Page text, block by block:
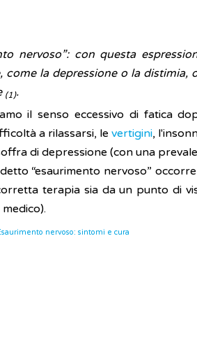
nervoso”: con questa
la depressione o la distimia,
(1).
il senso eccessivo di fatica
a rilassarsi, le vertigini,
di depressione (con una
“esaurimento nervoso”
terapia sia da un punto di
nervoso: sintomi e cura